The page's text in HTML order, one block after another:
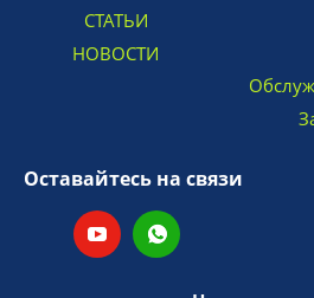
СТАТЬИ
НОВОСТИ
Оставайтесь на связи